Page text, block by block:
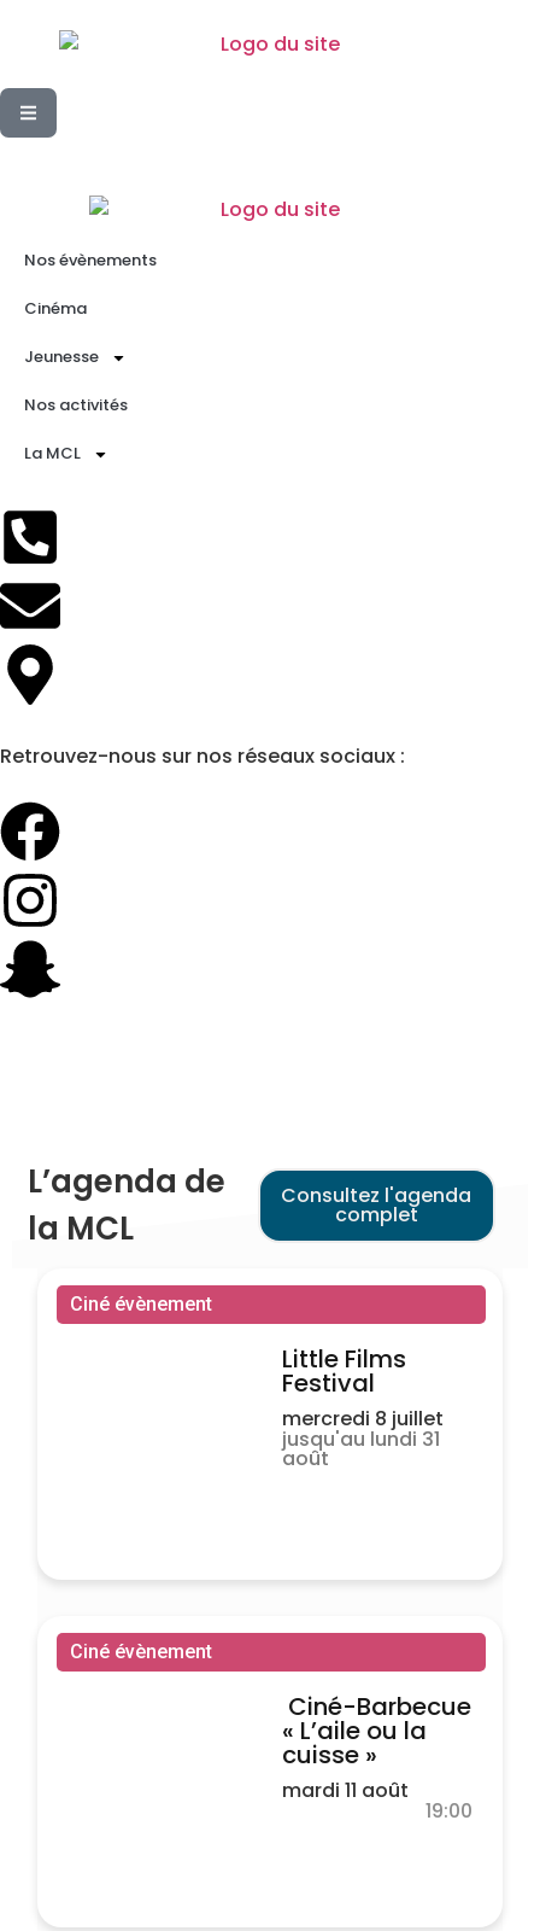
Nos évènements
Cinéma
Jeunesse
Nos activités
La MCL
Retrouvez-nous sur nos réseaux sociaux :
L’agenda de
la MCL
Consultez l'agenda
complet
Ciné évènement
Little Films
Festival
mercredi 8 juillet
jusqu'au lundi 31
août
Ciné évènement
Ciné-Barbecue
« L’aile ou la
cuisse »
mardi 11 août
19:00